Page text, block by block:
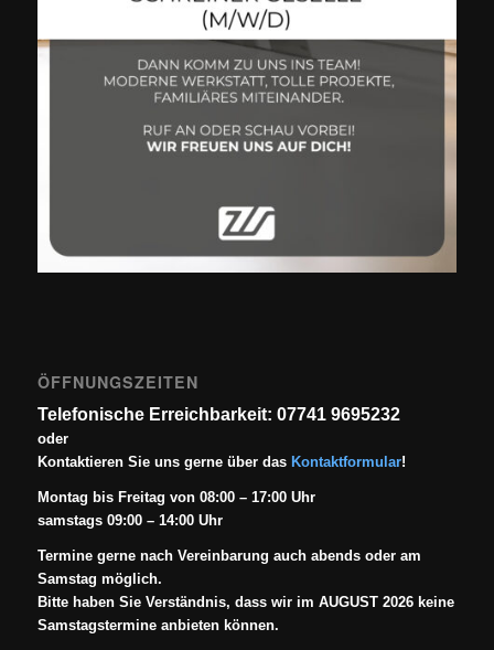
ÖFFNUNGSZEITEN
Telefonische Erreichbarkeit: 07741 9695232
oder
Kontaktieren Sie uns gerne über das Kontaktformular!
Montag bis Freitag von 08:00 – 17:00 Uhr
samstags 09:00 – 14:00 Uhr
Termine gerne nach Vereinbarung auch abends oder am
Samstag möglich.
Bitte haben Sie Verständnis, dass wir im AUGUST 2026 keine
Samstagstermine anbieten können.